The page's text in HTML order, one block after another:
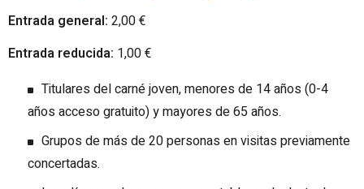
Entrada general: 2,00 €
Entrada reducida: 1,00 €
Titulares del carné joven, menores de 14 años (0-4
años acceso gratuito) y mayores de 65 años.
Grupos de más de 20 personas en visitas previamente
concertadas.